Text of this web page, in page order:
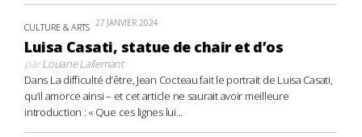
CULTURE & ARTS 27 JANVIER 2024
Luisa Casati, statue de chair et d’os
parLouane Lallemant
Dans La difficulté d’être, Jean Cocteau fait le portrait de Luisa Casati,
qu’il amorce ainsi – et cet article ne saurait avoir meilleure
introduction : « Que ces lignes lui...